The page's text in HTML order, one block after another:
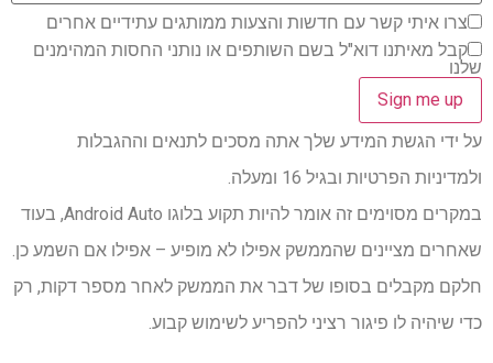
צרו איתי קשר עם חדשות והצעות ממותגים עתידיים אחרים
קבל מאיתנו דוא"ל בשם השותפים או נותני החסות המהימנים
שלנו
על ידי הגשת המידע שלך אתה מסכים לתנאים וההגבלות
ולמדיניות הפרטיות ובגיל 16 ומעלה.
במקרים מסוימים זה אומר להיות תקוע בלוגו Android Auto, בעוד
שאחרים מציינים שהממשק אפילו לא מופיע – אפילו אם השמע כן.
חלקם מקבלים בסופו של דבר את הממשק לאחר מספר דקות, רק
כדי שיהיה לו פיגור רציני להפריע לשימוש קבוע.